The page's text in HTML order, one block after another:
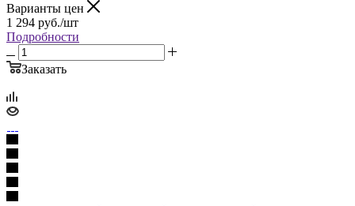
Варианты цен
1 294 руб./шт
Подробности
Заказать